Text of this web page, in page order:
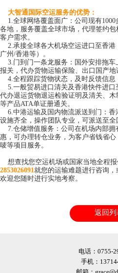
大智通国际空运服务的优势：
1.全球网络覆盖面广：公司现有1000
各地，服务覆盖全球市场，代理签约
客户需求。
2.承接全球各大机场空运进口至香港
广州/香港等）。
3.门到门一条龙服务：国外安排拖车
报关，代办货物运输保险、出口国产地
4.全程跟踪货物状态，及时反馈信息
5.一般贸易进口清关及香港快件进口
代办退运货物退运检验证明及清关、
等产品ATA单证册通关。
6.中港运输及国内物流派送到门：香
设施齐全，操作团队专业，可派送至全
7.仓储增值服务：公司在机场内部拥
惠，可办理转仓业务，为客户省钱省
唛等项目服务。
想查找您空运机场或国家当地全程报
2853026091 就您的运输难题进行咨询，
欢迎您随时进行实地考察。
返回列
电话：0755-
手机：